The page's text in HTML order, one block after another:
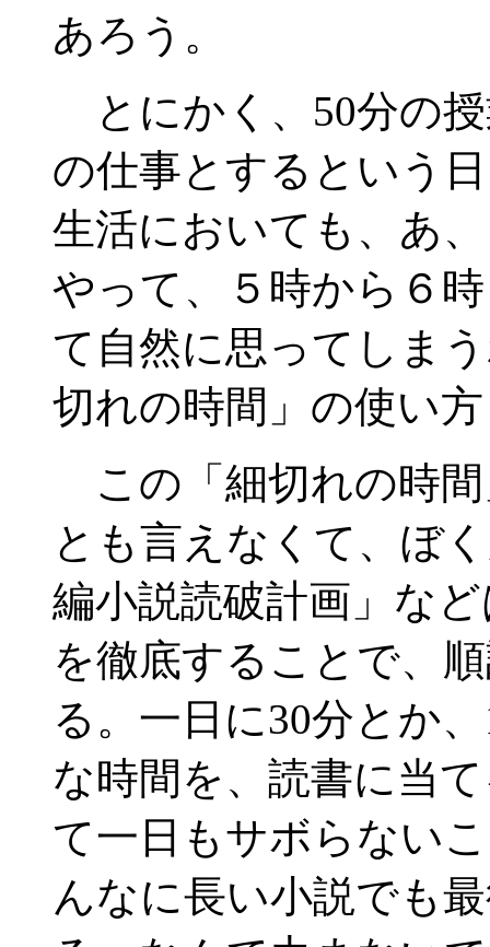
あろう。
とにかく、50分の
の仕事とするという
生活においても、あ
やって、５時から６
て自然に思ってしま
切れの時間」の使い
この「細切れの時
とも言えなくて、ぼ
編小説読破計画」な
を徹底することで、
る。一日に30分とか
な時間を、読書に当
て一日もサボらない
んなに長い小説でも